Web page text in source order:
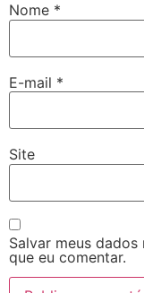
Nome *
E-mail *
Site
Salvar meus
que eu comentar.